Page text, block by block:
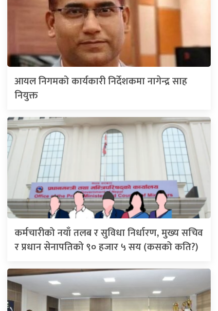
आयल निगमको कार्यकारी निर्देशकमा नागेन्द्र साह
नियुक्त
कर्मचारीको नयाँ तलब र सुविधा निर्धारण, मुख्य सचिव
र प्रधान सेनापतिको ९० हजार ५ सय (कसको कति?)